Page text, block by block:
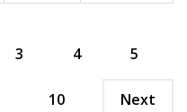
3 4 5
10 Next